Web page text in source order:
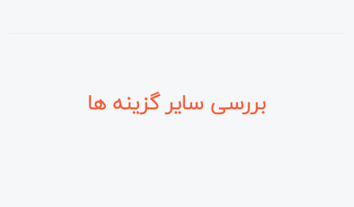
بررسی سایر گزینه ها